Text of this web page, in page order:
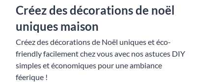
Créez des décorations de noël
uniques maison
Créez des décorations de Noël uniques et éco-
friendly facilement chez vous avec nos astuces DIY
simples et économiques pour une ambiance
féerique !